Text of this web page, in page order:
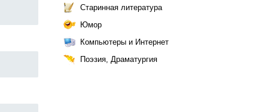
Старинная литература
Юмор
Компьютеры и Интернет
Поэзия, Драматургия